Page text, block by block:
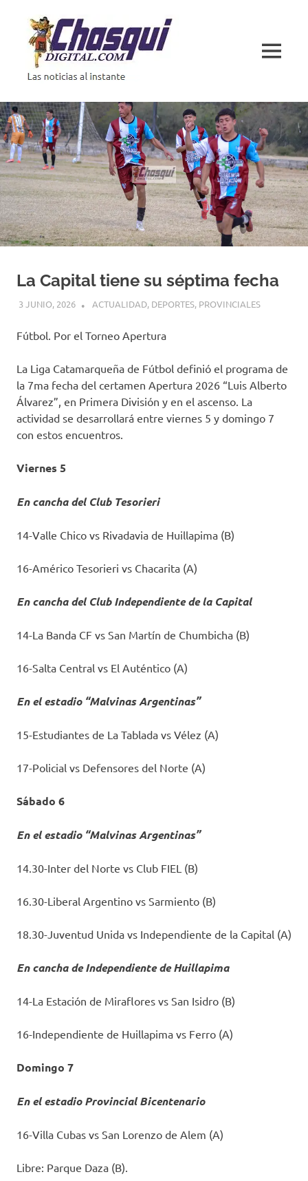
contenido
noticias
al
instante
MENÚ
La Capital tiene su séptima fecha
3 JUNIO, 2026 H P
ACTUALIDAD, DEPORTES, PROVINCIALES
Fútbol. Por el Torneo Apertura
La Liga Catamarqueña de Fútbol definió el programa de
la 7ma fecha del certamen Apertura 2026 “Luis Alberto
Álvarez”, en Primera División y en el ascenso. La
actividad se desarrollará entre viernes 5 y domingo 7
con estos encuentros.
Viernes 5
En cancha del Club Tesorieri
14-Valle Chico vs Rivadavia de Huillapima (B)
16-Américo Tesorieri vs Chacarita (A)
En cancha del Club Independiente de la Capital
14-La Banda CF vs San Martín de Chumbicha (B)
16-Salta Central vs El Auténtico (A)
En el estadio “Malvinas Argentinas”
15-Estudiantes de La Tablada vs Vélez (A)
17-Policial vs Defensores del Norte (A)
Sábado 6
En el estadio “Malvinas Argentinas”
14.30-Inter del Norte vs Club FIEL (B)
16.30-Liberal Argentino vs Sarmiento (B)
18.30-Juventud Unida vs Independiente de la Capital (A)
En cancha de Independiente de Huillapima
14-La Estación de Miraflores vs San Isidro (B)
16-Independiente de Huillapima vs Ferro (A)
Domingo 7
En el estadio Provincial Bicentenario
16-Villa Cubas vs San Lorenzo de Alem (A)
Libre: Parque Daza (B).